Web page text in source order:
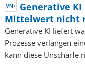
Generative
Mittelwert nicht
Generative KI liefert
Prozesse verlangen
kann diese Unschärfe